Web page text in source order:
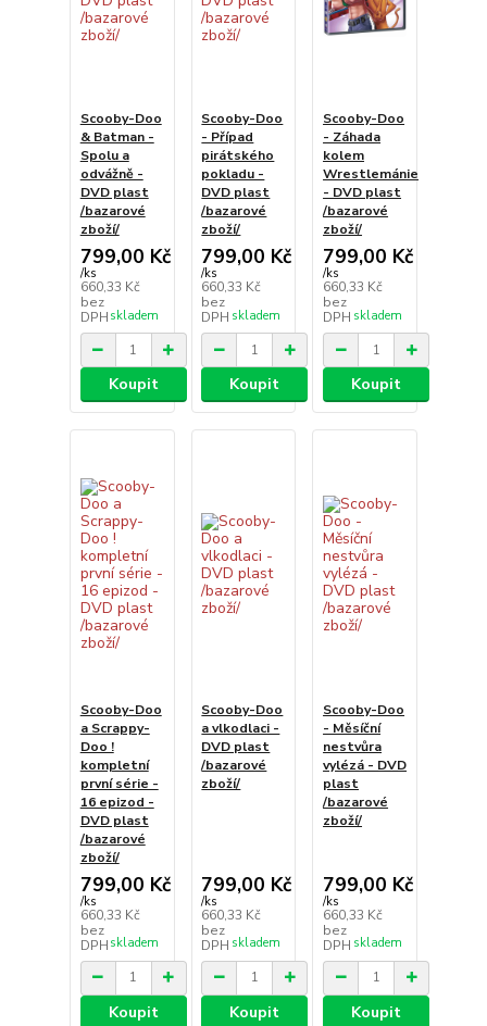
Scooby-Doo
& Batman -
Spolu a
odvážně -
DVD plast
/bazarové
zboží/
799,00 Kč
/ks
660,33 Kč
bez
DPH skladem
Koupit
Scooby-Doo
- Případ
pirátského
pokladu -
DVD plast
/bazarové
zboží/
799,00 Kč
/ks
660,33 Kč
bez
DPH skladem
Koupit
Scooby-Doo
- Záhada
kolem
Wrestlemánie
- DVD plast
/bazarové
zboží/
799,00 Kč
/ks
660,33 Kč
bez
DPH skladem
Koupit
Scooby-Doo
a Scrappy-
Doo !
kompletní
první série -
16 epizod -
DVD plast
/bazarové
zboží/
799,00 Kč
/ks
660,33 Kč
bez
DPH skladem
Koupit
Scooby-Doo
a vlkodlaci -
DVD plast
/bazarové
zboží/
799,00 Kč
/ks
660,33 Kč
bez
DPH skladem
Koupit
Scooby-Doo
- Měsíční
nestvůra
vylézá - DVD
plast
/bazarové
zboží/
799,00 Kč
/ks
660,33 Kč
bez
DPH skladem
Koupit